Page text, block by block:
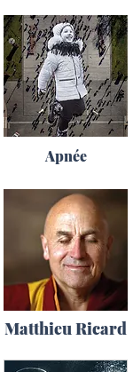
Apnée
Matthieu Ricard